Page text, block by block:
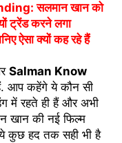
सलमान खान को
ट्रेंड करने लगा
ऐसा क्यों कह रहे हैं
Salman Know
आप कहेंगे ये कौन सी
में रहते ही हैं और अभी
खान की नई फिल्म
हद तक सही भी है